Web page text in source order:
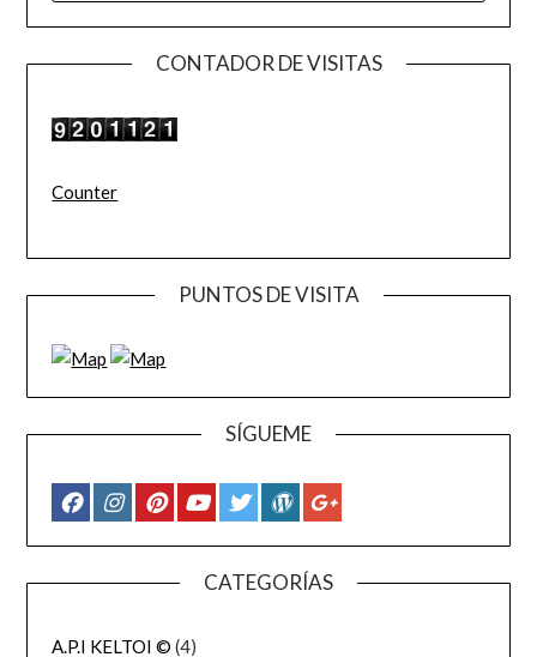
CONTADOR DE VISITAS
Counter
PUNTOS DE VISITA
SÍGUEME
CATEGORÍAS
A.P.I KELTOI © (4)